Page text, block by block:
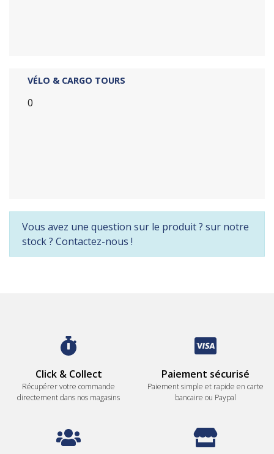
VÉLO & CARGO TOURS
0
Vous avez une question sur le produit ? sur notre
stock ? Contactez-nous !
Click & Collect
Récupérer votre commande
directement dans nos magasins
Paiement sécurisé
Paiement simple et rapide en carte
bancaire ou Paypal